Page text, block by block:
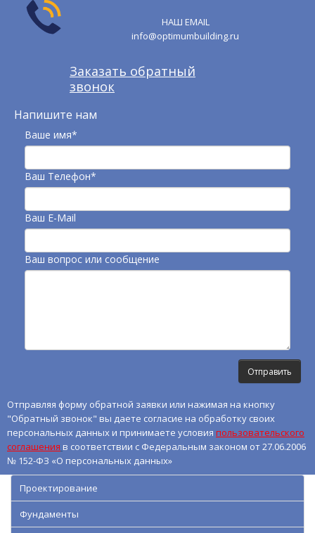
НАШ EMAIL
info@optimumbuilding.ru
Заказать обратный
звонок
Напишите нам
Ваше имя*
Ваш Телефон*
Ваш E-Mail
Ваш вопрос или сообщение
Отправляя форму обратной заявки или нажимая на кнопку
"Обратный звонок" вы даете согласие на обработку своих
персональных данных и принимаете условия пользовательского
соглашения в соответствии с Федеральным законом от 27.06.2006
№ 152-ФЗ «О персональных данных»
Проектирование
Фундаменты